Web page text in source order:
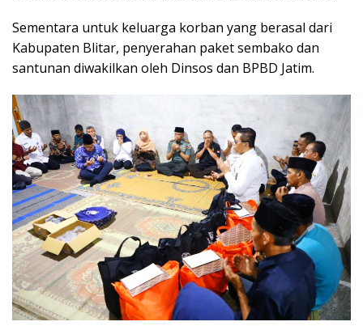
Sementara untuk keluarga korban yang berasal dari
Kabupaten Blitar, penyerahan paket sembako dan
santunan diwakilkan oleh Dinsos dan BPBD Jatim.